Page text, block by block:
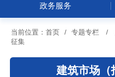
政务服务
当前位置： 首页 / 专题专栏 /
征集
建筑市场（